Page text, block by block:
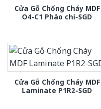
Cửa Gỗ Chống Cháy MDF
O4-C1 Phào chi-SGD
Cửa Gỗ Chống Cháy MDF
Laminate P1R2-SGD